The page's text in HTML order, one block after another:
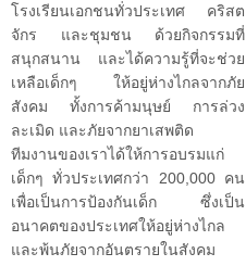
โรงเรียนเอกชนทั่วประเทศ คริสต
จักร และชุมชน ด้วยกิจกรรมที่
สนุกสนาน และได้ความรู้ที่จะช่วย
เหลือเด็กๆ ให้อยู่ห่างไกลจากภัย
สังคม ทั้งการค้ามนุษย์ การล่วง
ละเมิด และภัยจากยาเสพติด
ทีมงานของเราได้ให้การอบรมแก่
เด็กๆ ทั่วประเทศกว่า 200,000 คน
เพื่อเป็นการป้องกันเด็ก ซึ่งเป็น
อนาคตของประเทศให้อยู่ห่างไกล
และพ้นภัยจากอันตรายในสังคม